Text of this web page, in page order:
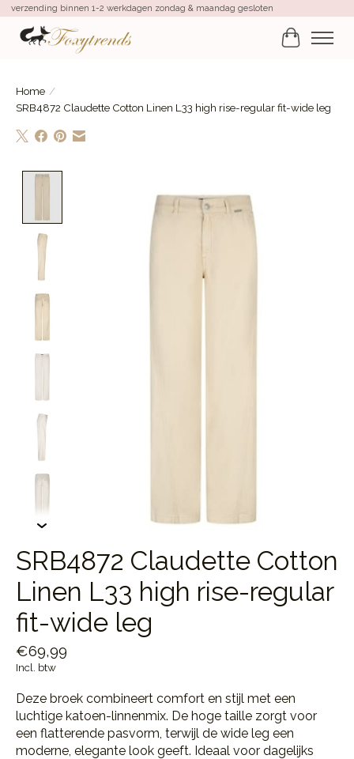
verzending binnen 1-2 werkdagen zondag & maandag gesloten
Home /
SRB4872 Claudette Cotton Linen L33 high rise-regular fit-wide leg
SRB4872 Claudette Cotton
Linen L33 high rise-regular
fit-wide leg
€69,99
Incl. btw
Deze broek combineert comfort en stijl met een
luchtige katoen-linnenmix. De hoge taille zorgt voor
een flatterende pasvorm, terwijl de wide leg een
moderne, elegante look geeft. Ideaal voor dagelijks